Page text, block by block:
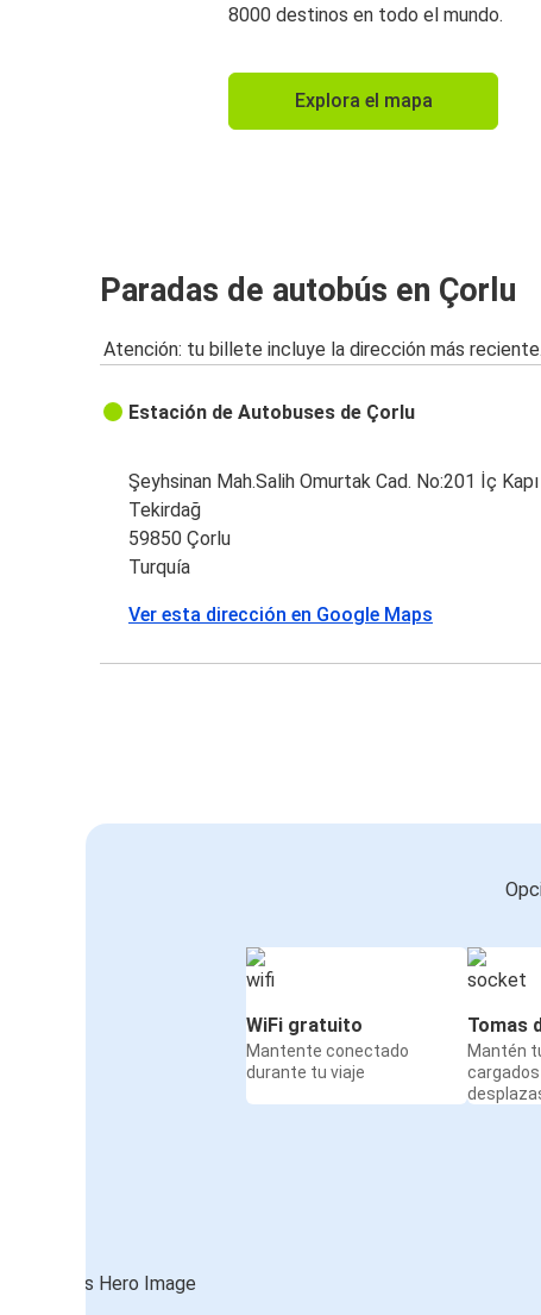
8000 destinos en todo el mundo.
Explora el mapa
Paradas de autobús en Çorlu
Atención: tu billete incluye la dirección más reciente.
Estación de Autobuses de Çorlu
Şeyhsinan Mah.Salih Omurtak Cad. No:201 İç
Tekirdağ
59850 Çorlu
Turquía
Ver esta dirección en Google Maps
WiFi gratuito
Mantente conectado
durante tu viaje
Tomas
Mantén